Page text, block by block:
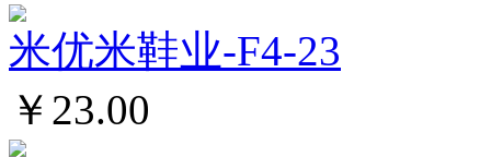
米优米鞋业-F4-23
￥23.00